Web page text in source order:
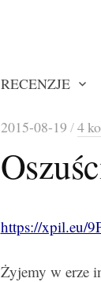
RECENZJE
2015-08-19 /4
https://xpil.eu/
Żyjemy w erze